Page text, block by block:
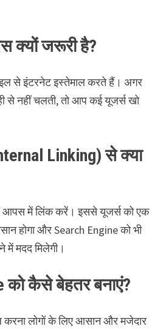
क्यों जरूरी है?
से इंटरनेट इस्तेमाल करते हैं। अगर
से नहीं चलती, तो आप कई यूजर्स खो
Linking) से क्या
आपस में लिंक करें। इससे यूजर्स को एक
होगा और Search Engine को भी
में मदद मिलेगी।
को कैसे बेहतर बनाएं?
लोगों के लिए आसान और मजेदार